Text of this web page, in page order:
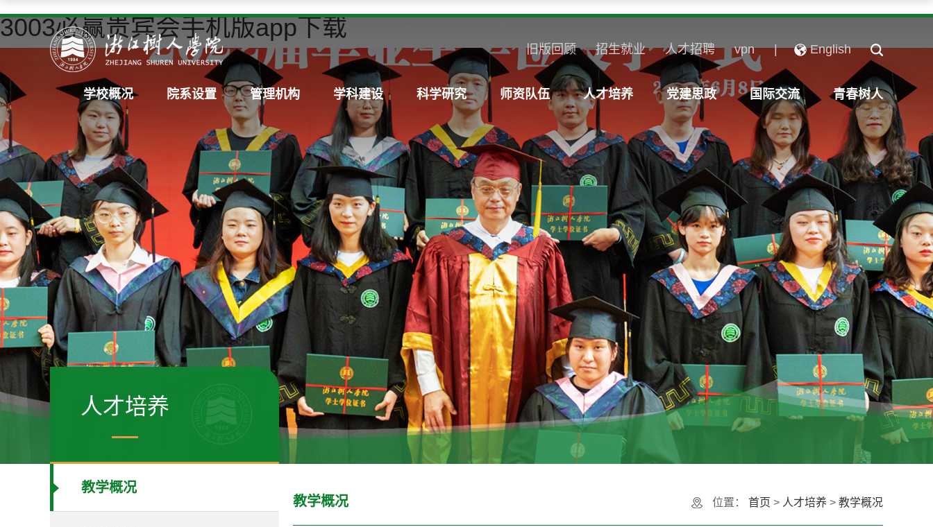
3003必赢贵宾会手机版app下载
旧版回顾 招生就业 人才招聘 vpn | English
学校概况 院系设置 管理机构 学科建设 科学研究 师资队伍 人才培养 党建思政 国际交流 青春树人
人才培养
教学概况
教学概况 位置： 首页 > 人才培养 > 教学概况